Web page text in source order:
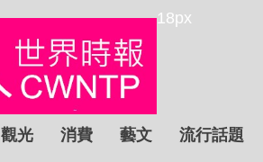
18px
觀光 消費 藝文 流行話題